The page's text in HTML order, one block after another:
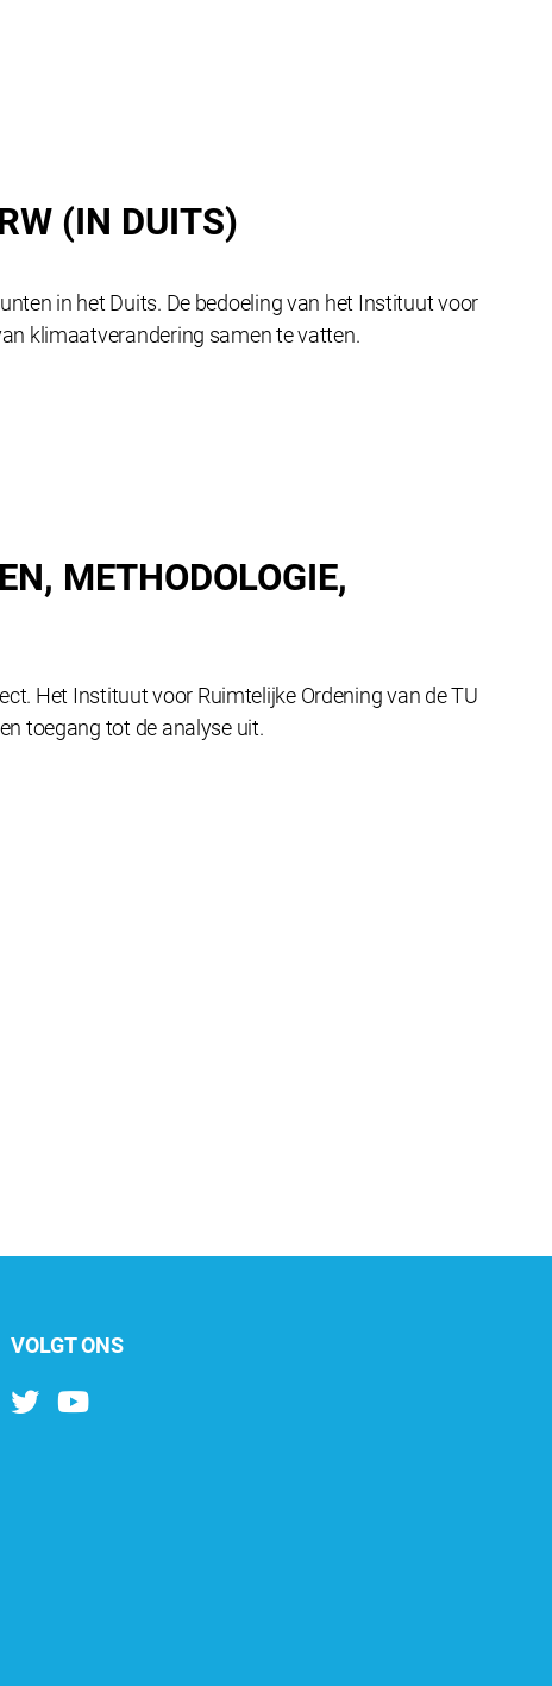
(IN DUITS)
in het Duits. De bedoeling van het Instituut voor
klimaatverandering samen te vatten.
METHODOLOGIE,
Het Instituut voor Ruimtelijke Ordening van de TU
toegang tot de analyse uit.
VOLGT ONS